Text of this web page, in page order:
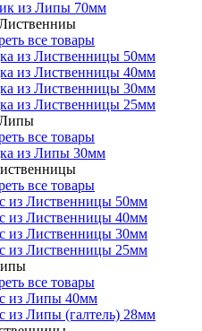
из Липы 70мм
все товары
из Лиственницы 50мм
из Лиственницы 40мм
из Лиственницы 30мм
из Лиственницы 25мм
Липы
все товары
из Липы 30мм
все товары
из Лиственницы 50мм
из Лиственницы 40мм
из Лиственницы 30мм
из Лиственницы 25мм
все товары
из Липы 40мм
из Липы (галтель) 28мм